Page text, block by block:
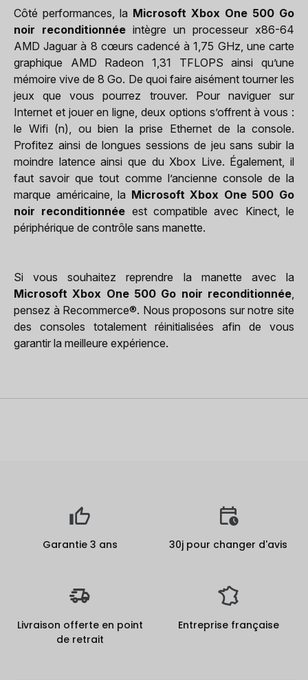
Côté performances, la Microsoft Xbox One 500 Go
noir reconditionnée intègre un processeur x86-64
AMD Jaguar à 8 cœurs cadencé à 1,75 GHz, une carte
graphique AMD Radeon 1,31 TFLOPS ainsi qu’une
mémoire vive de 8 Go. De quoi faire aisément tourner les
jeux que vous pourrez trouver. Pour naviguer sur
Internet et jouer en ligne, deux options s’offrent à vous :
le Wifi (n), ou bien la prise Ethernet de la console.
Profitez ainsi de longues sessions de jeu sans subir la
moindre latence ainsi que du Xbox Live. Également, il
faut savoir que tout comme l’ancienne console de la
marque américaine, la Microsoft Xbox One 500 Go
noir reconditionnée est compatible avec Kinect, le
périphérique de contrôle sans manette.
Si vous souhaitez reprendre la manette avec la
Microsoft Xbox One 500 Go noir reconditionnée
pensez à Recommerce®. Nous proposons sur notre site
des consoles totalement réinitialisées afin de vous
garantir la meilleure expérience.
Garantie 3 ans 30j pour changer d'avis
Livraison offerte en point
de retrait
Entreprise française